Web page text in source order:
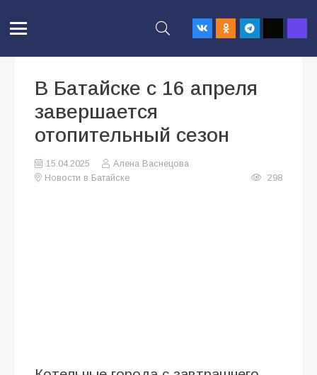
В Батайске с 16 апреля
завершается
отопительный сезон
15.04.2025
Алена Васнецова
Новости в Батайске
298